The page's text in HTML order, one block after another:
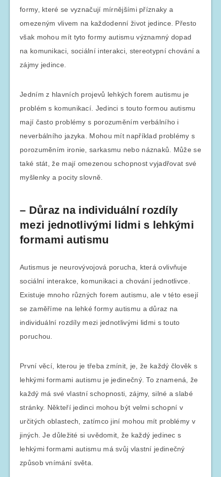
formy, které se vyznačují mírnějšími příznaky a
omezeným vlivem na každodenní život jedince. Přesto
však mohou mít tyto formy autismu významný dopad
na komunikaci, sociální interakci, stereotypní chování a
zájmy jedince.
Jedním z hlavních projevů lehkých forem autismu je
problém s komunikací. Jedinci s touto formou autismu
mají často problémy s porozuměním verbálního i
neverbálního jazyka. Mohou mít například problémy s
porozuměním ironie, sarkasmu nebo náznaků. Může se
také stát, že mají omezenou schopnost vyjadřovat své
myšlenky a pocity slovně.
– Důraz na individuální rozdíly
mezi jednotlivými lidmi s lehkými
formami autismu
Autismus je neurovývojová porucha, která ovlivňuje
sociální interakce, komunikaci a chování jednotlivce.
Existuje mnoho různých forem autismu, ale v této esejí
se zaměříme na lehké formy autismu a důraz na
individuální rozdíly mezi jednotlivými lidmi s touto
poruchou.
První věcí, kterou je třeba zmínit, je, že každý člověk s
lehkými formami autismu je jedinečný. To znamená, že
každý má své vlastní schopnosti, zájmy, silné a slabé
stránky. Někteří jedinci mohou být velmi schopní v
určitých oblastech, zatímco jiní mohou mít problémy v
jiných. Je důležité si uvědomit, že každý jedinec s
lehkými formami autismu má svůj vlastní jedinečný
způsob vnímání světa.